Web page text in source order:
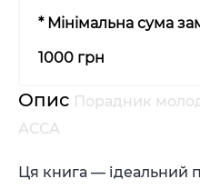
* Мінімальна сума
1000 грн
Опис Порадник
АССА
Ця книга — ідеальний